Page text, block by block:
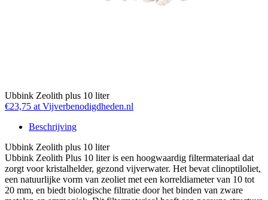
Ubbink Zeolith plus 10 liter
€23,75 at Vijverbenodigdheden.nl
Beschrijving
Ubbink Zeolith plus 10 liter
Ubbink Zeolith Plus 10 liter is een hoogwaardig filtermateriaal dat
zorgt voor kristalhelder, gezond vijverwater. Het bevat clinoptiloliet,
een natuurlijke vorm van zeoliet met een korreldiameter van 10 tot
20 mm, en biedt biologische filtratie door het binden van zware